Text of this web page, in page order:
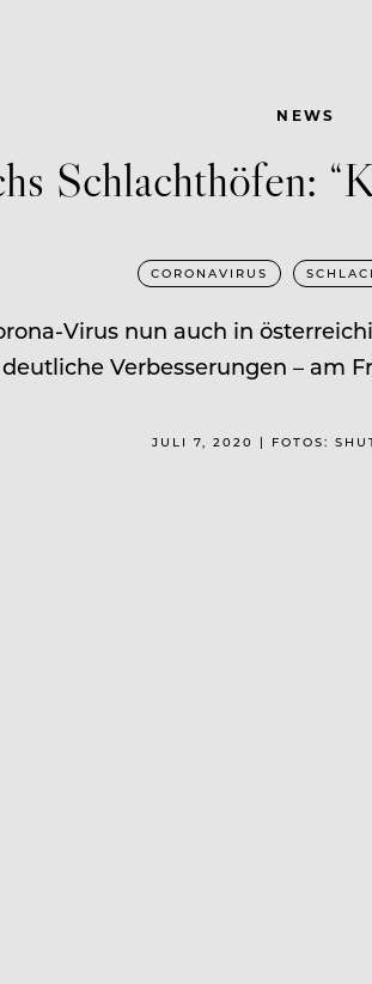
NEWS
Schlachthöfen:
CORONAVIRUS
Virus nun auch in
deutliche Verbesserungen – am
JULI 7, 2020 | FOTOS: